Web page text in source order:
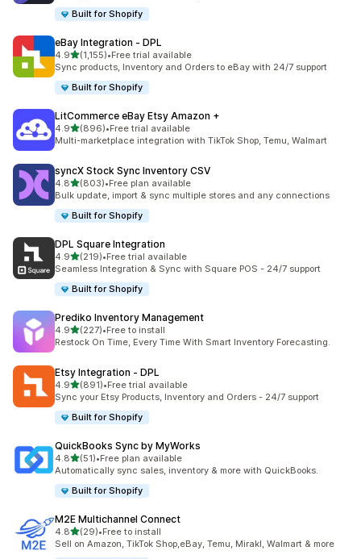
Built for Shopify
eBay Integration ‑ DPL
4.9เต็ม 5 ดาว
(1,155)
ทั้งหมด 1155 รีวิว
•Free trial available
Sync products, Inventory and Orders to eBay with 24/7 support
Built for Shopify
LitCommerce eBay Etsy Amazon +
4.9เต็ม 5 ดาว
(896)
ทั้งหมด 896 รีวิว
•Free trial available
Multi-marketplace integration with TikTok Shop, Temu, Walmart
syncX Stock Sync Inventory CSV
4.8เต็ม 5 ดาว
(803)
ทั้งหมด 803 รีวิว
•Free plan available
Bulk update, import & sync multiple stores and any connections
Built for Shopify
DPL Square Integration
4.9เต็ม 5 ดาว
(219)
ทั้งหมด 219 รีวิว
•Free trial available
Seamless Integration & Sync with Square POS - 24/7 support
Built for Shopify
Prediko Inventory Management
4.9เต็ม 5 ดาว
(227)
ทั้งหมด 227 รีวิว
•Free to install
Restock On Time, Every Time With Smart Inventory Forecasting.
Etsy Integration ‑ DPL
4.9เต็ม 5 ดาว
(891)
ทั้งหมด 891 รีวิว
•Free trial available
Sync your Etsy Products, Inventory and Orders - 24/7 support
Built for Shopify
QuickBooks Sync by MyWorks
4.8เต็ม 5 ดาว
(51)
ทั้งหมด 51 รีวิว
•Free plan available
Automatically sync sales, inventory & more with QuickBooks.
Built for Shopify
M2E Multichannel Connect
4.8เต็ม 5 ดาว
(29)
ทั้งหมด 29 รีวิว
•Free to install
Sell on Amazon, TikTok Shop,eBay, Temu, Mirakl, Walmart & more